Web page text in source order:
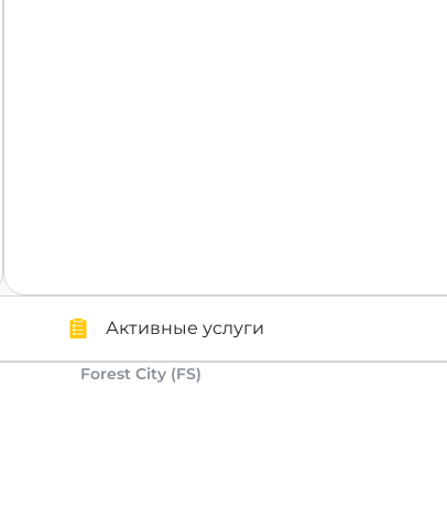
Активные услуги
Forest City (FS)